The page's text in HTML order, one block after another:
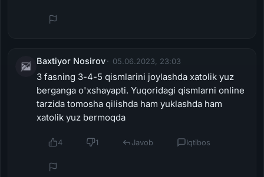
Baxtiyor Nosirov 05.06.2023, 23:03
3 fasning 3-4-5 qismlarini joylashda xatolik yuz
berganga o'xshayapti. Yuqoridagi qismlarni online
tarzida tomosha qilishda ham yuklashda ham
xatolik yuz bermoqda
4 1 Javob Iqtibos